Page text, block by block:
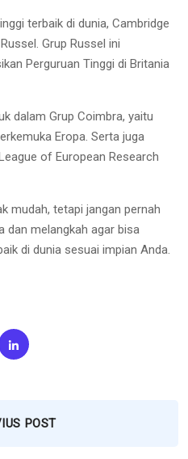
terbaik di dunia, Cambridge
Grup Russel ini
Perguruan Tinggi di Britania
dalam Grup Coimbra, yaitu
Eropa. Serta juga
of European Research
mudah, tetapi jangan pernah
dan melangkah agar bisa
di dunia sesuai impian Anda.
POST